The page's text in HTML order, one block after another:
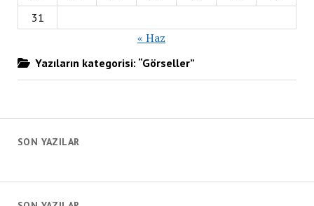
SON YAZILAR
31
« Haz
Yazıların kategorisi: “Görseller”